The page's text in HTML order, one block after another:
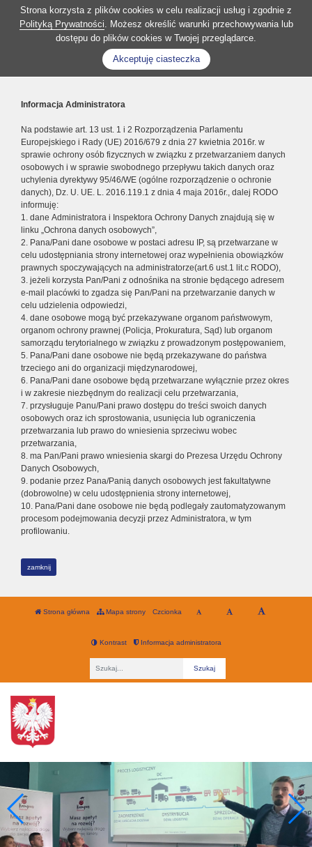
Strona korzysta z plików cookies w celu realizacji usług i zgodnie z
Polityką Prywatności. Możesz określić warunki przechowywania lub
dostępu do plików cookies w Twojej przeglądarce.
Akceptuję ciasteczka
Informacja Administratora
Na podstawie art. 13 ust. 1 i 2 Rozporządzenia Parlamentu
Europejskiego i Rady (UE) 2016/679 z dnia 27 kwietnia 2016r. w
sprawie ochrony osób fizycznych w związku z przetwarzaniem danych
osobowych i w sprawie swobodnego przepływu takich danych oraz
uchylenia dyrektywy 95/46/WE (ogólne rozporządzenie o ochronie
danych), Dz. U. UE. L. 2016.119.1 z dnia 4 maja 2016r., dalej RODO
informuję:
1. dane Administratora i Inspektora Ochrony Danych znajdują się w
linku „Ochrona danych osobowych”,
2. Pana/Pani dane osobowe w postaci adresu IP, są przetwarzane w
celu udostępniania strony internetowej oraz wypełnienia obowiązków
prawnych spoczywających na administratorze(art.6 ust.1 lit.c RODO),
3. jeżeli korzysta Pan/Pani z odnośnika na stronie będącego adresem
e-mail placówki to zgadza się Pan/Pani na przetwarzanie danych w
celu udzielenia odpowiedzi,
4. dane osobowe mogą być przekazywane organom państwowym,
organom ochrony prawnej (Policja, Prokuratura, Sąd) lub organom
samorządu terytorialnego w związku z prowadzonym postępowaniem,
5. Pana/Pani dane osobowe nie będą przekazywane do państwa
trzeciego ani do organizacji międzynarodowej,
6. Pana/Pani dane osobowe będą przetwarzane wyłącznie przez okres
i w zakresie niezbędnym do realizacji celu przetwarzania,
7. przysługuje Panu/Pani prawo dostępu do treści swoich danych
osobowych oraz ich sprostowania, usunięcia lub ograniczenia
przetwarzania lub prawo do wniesienia sprzeciwu wobec
przetwarzania,
8. ma Pan/Pani prawo wniesienia skargi do Prezesa Urzędu Ochrony
Danych Osobowych,
9. podanie przez Pana/Panią danych osobowych jest fakultatywne
(dobrowolne) w celu udostępnienia strony internetowej,
10. Pana/Pani dane osobowe nie będą podlegały zautomatyzowanym
procesom podejmowania decyzji przez Administratora, w tym
profilowaniu.
zamknij
Strona główna Mapa strony Czcionka
Kontrast Informacja administratora